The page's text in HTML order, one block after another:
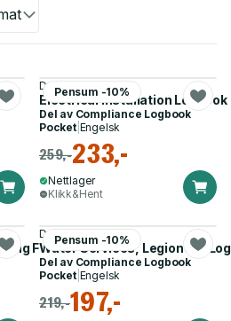
Pensum -10%
Docs-Store
Electrical Installation Logbook
Del av Compliance Logbook
Pocket| Engelsk
259,-233,-
Nettlager
Klikk&Hent
Fire Safety Logbook
Pensum -10%
Docs-Store
Water Services, Legionella
Del av Compliance Logbook
Pocket| Engelsk
219,-197,-